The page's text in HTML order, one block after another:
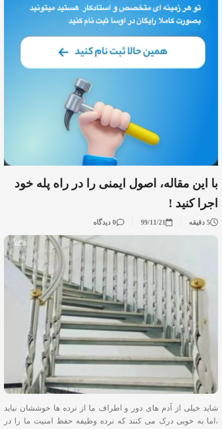
با این مقاله، اصول ایمنی را در راه پله خود
اجرا کنید !
5 دقیقه 99/11/21 0 دیدگاه
شاید خیلی از آدم های دور و اطراف ما از نرده ها خوششان نیاید
،اما به خوبی درک می کنند که نرده وظیفه حفظ امنیت ما را در